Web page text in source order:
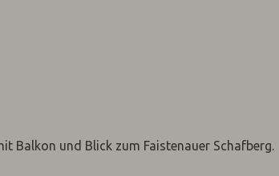
und Blick zum Faistenauer Schafberg.